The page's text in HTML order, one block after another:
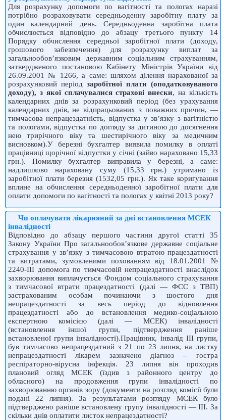
Для розрахунку допомоги по вагітності та пологах наразі
потрібно розраховувати середньоденну заробітну плату за
один календарний день. Середньоденна заробітна плата
обчислюється відповідно до абзацу третього пункту 14
Порядку обчислення середньої заробітної плати (доходу,
грошового забезпечення) для розрахунку виплат за
загальнообов’язковим державним соціальним страхуванням,
затвердженого постановою Кабінету Міністрів України від
26.09.2001 № 1266, а саме: шляхом ділення нарахованої за
розрахунковий період заробітної плати (оподатковуваного
доходу), з якої сплачувалися страхові внески, на кількість
календарних днів за розрахунковий період (без урахування
календарних днів, не відпрацьованих з поважних причин, —
тимчасова непрацездатність, відпустка у зв’язку з вагітністю
та пологами, відпустка по догляду за дитиною до досягнення
нею трирічного віку та шестирічного віку за медичним
висновком).У березні бухгалтер виявила помилку в оплаті
працівниці щорічної відпустки у січні (зайво нараховано 15,33
грн.). Помилку бухгалтер виправила у березні, а саме:
надлишково нараховану суму (15,33 грн.) утримано із
заробітної плати березня (1532,05 грн.). Як таке коригування
вплине на обчислення середньоденної заробітної плати для
оплати допомоги по вагітності та пологах у квітні 2013 року?
Чи оплачувати лікарняний за дні встановлення МСЕК
інвалідності
Відповідно до абзацу першого частини другої статті 35
Закону України Про загальнообов’язкове державне соціальне
страхування у зв’язку з тимчасовою втратою працездатності
та витратами, зумовленими похованням від 18.01.2001 №
2240-III допомога по тимчасовій непрацездатності внаслідок
захворювання виплачується Фондом соціального страхування
з тимчасової втрати працездатності (далі — ФСС з ТВП)
застрахованим особам починаючи з шостого дня
непрацездатності за весь період до відновлення
працездатності або до встановлення медико-соціальною
експертною комісією (далі — МСЕК) інвалідності
(встановлення іншої групи, підтвердження раніше
встановленої групи інвалідності).Працівник, інвалід ІІІ групи,
був тимчасово непрацездатний з 21 по 23 липня, на листку
непрацездатності лікарем зазначено діагноз – гостра
респіраторно-вірусна інфекція. 23 липня він проходив
плановий огляд МСЕК (їздив з районного центру до
обласного) на продовження групи інвалідності по
захворюванню органів зору (документи на розгляд комісії були
подані 22 липня). За результатами розгляду МСЕК було
підтверджено раніше встановлену групу інвалідності — III. За
скільки днів оплатити листок непрацездатності?